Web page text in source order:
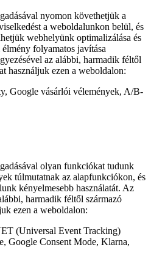
nyomon követhetjük a
a weboldalunkon belül, és
webhelyünk optimalizálása és
folyamatos javítása
az alábbi, harmadik féltől
használjuk ezen a weboldalon:
Google vásárlói vélemények, A/B-
olyan funkciókat tudunk
túlmutatnak az alapfunkciókon, és
kényelmesebb használatát. Az
harmadik féltől származó
ezen a weboldalon:
(Universal Event Tracking)
Google Consent Mode, Klarna,